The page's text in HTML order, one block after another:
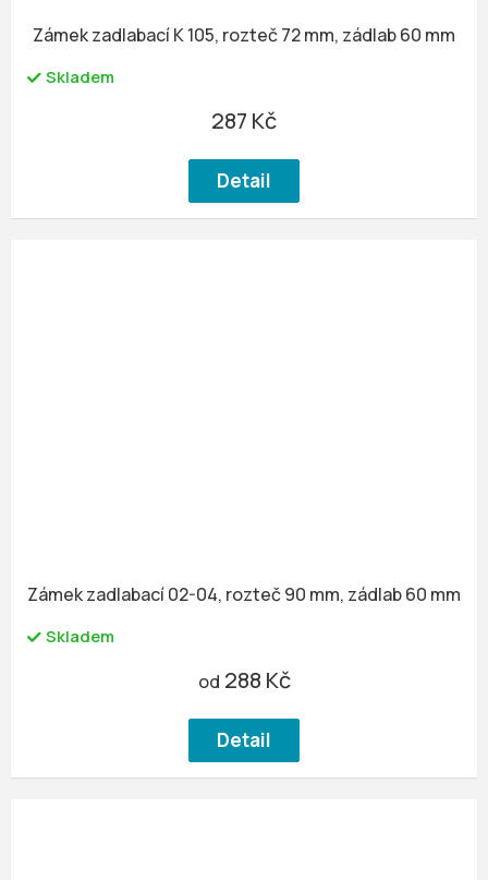
Zámek zadlabací K 105, rozteč 72 mm, zádlab 60 mm
Skladem
287 Kč
Detail
Zámek zadlabací 02-04, rozteč 90 mm, zádlab 60 mm
Skladem
od 288 Kč
Detail